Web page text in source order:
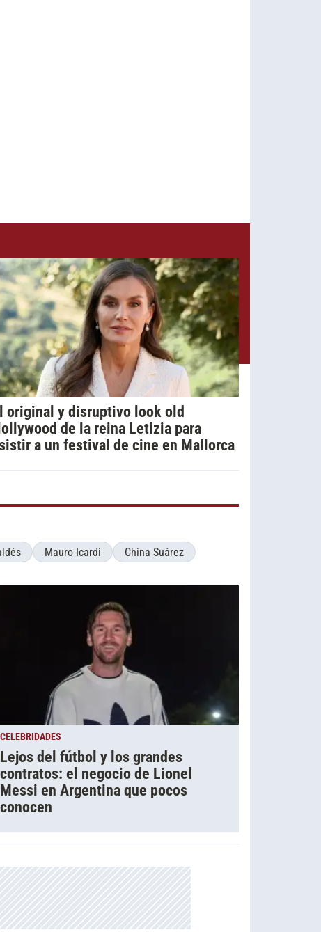
original y disruptivo look old
de la reina Letizia para
a un festival de cine en Mallorca
Mauro Icardi China Suárez
CELEBRIDADES
Lejos del fútbol y los grandes
contratos: el negocio de Lionel
Messi en Argentina que pocos
conocen